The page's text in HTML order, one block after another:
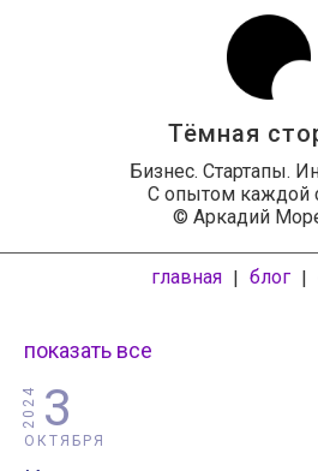
Тёмная
Бизнес. Стартапы.
С опытом каждой
© Аркадий
главная | блог |
показать все
3
ОКТЯБРЯ
2024